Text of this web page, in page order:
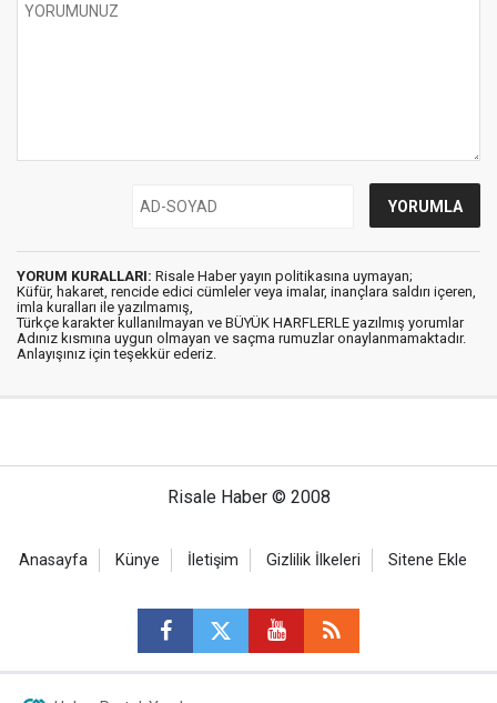
YORUM KURALLARI: Risale Haber yayın politikasına uymayan;
Küfür, hakaret, rencide edici cümleler veya imalar, inançlara saldırı içeren,
imla kuralları ile yazılmamış,
Türkçe karakter kullanılmayan ve BÜYÜK HARFLERLE yazılmış yorumlar
Adınız kısmına uygun olmayan ve saçma rumuzlar onaylanmamaktadır.
Anlayışınız için teşekkür ederiz.
Risale Haber © 2008
Anasayfa Künye İletişim Gizlilik İlkeleri Sitene Ekle